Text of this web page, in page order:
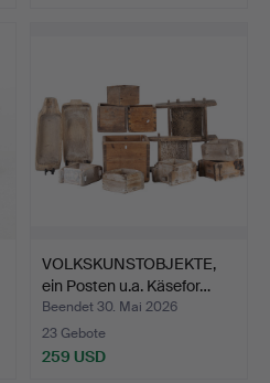
VOLKSKUNSTOBJEKTE,
ein Posten u.a. Käsefor…
Beendet 30. Mai 2026
23 Gebote
259 USD